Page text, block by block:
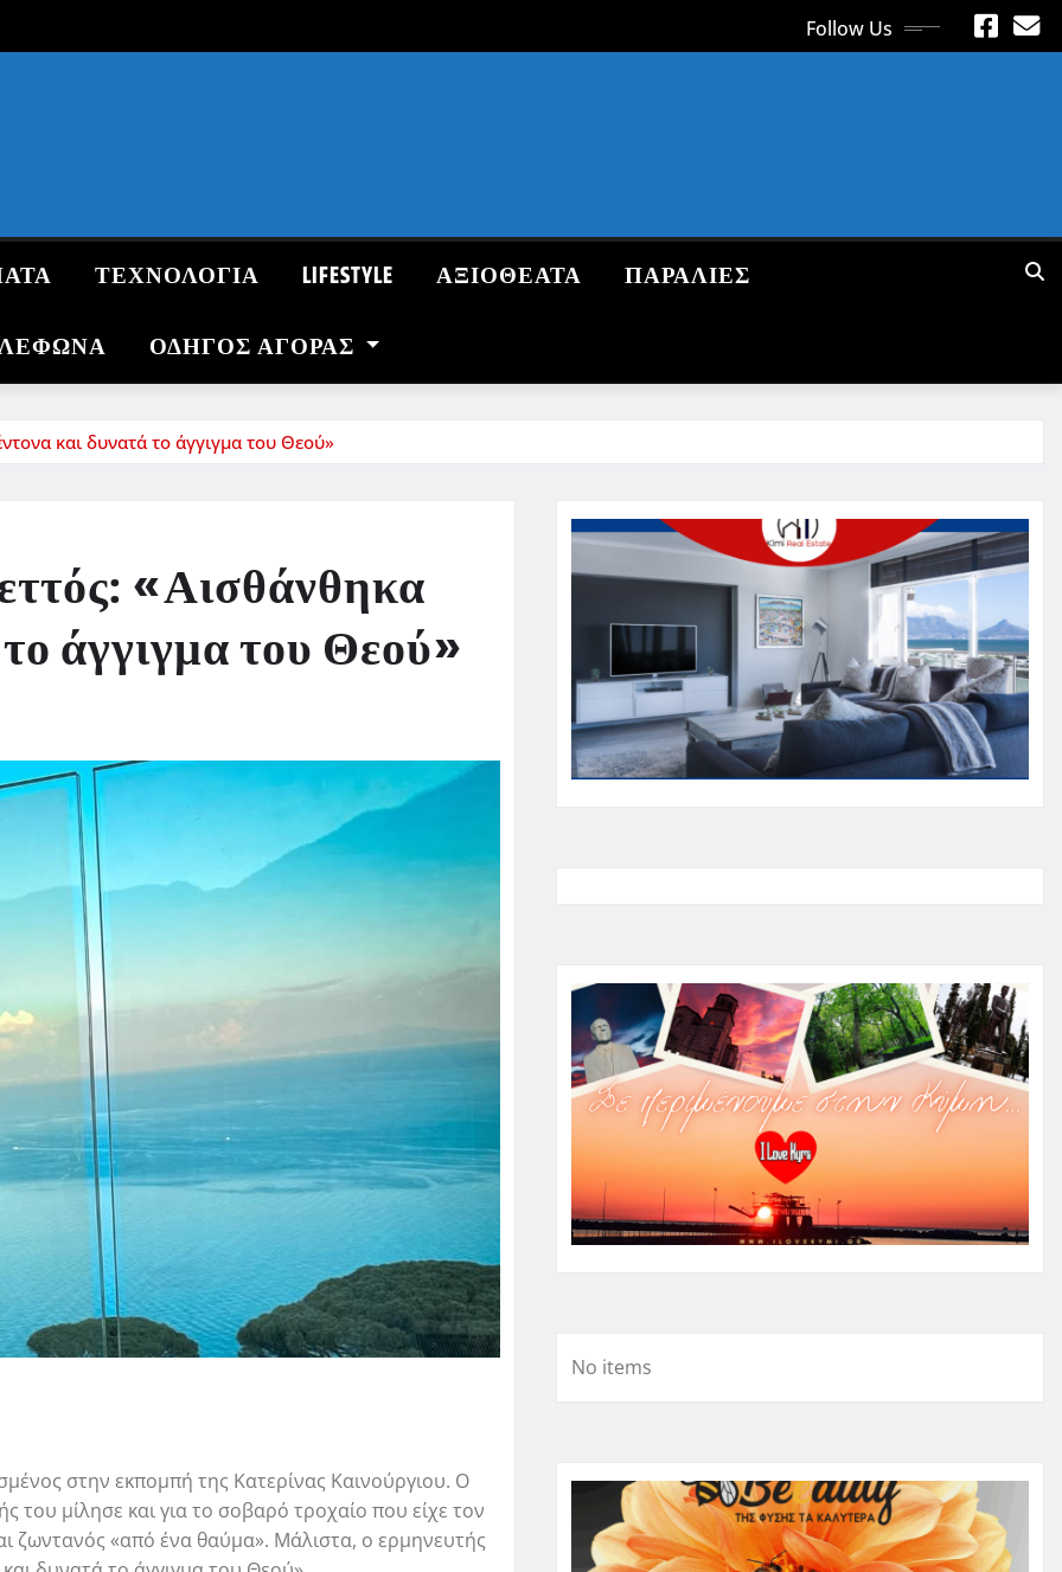
Follow Us
ΤΕΧΝΟΛΟΓΙΑ LIFESTYLE ΑΞΙΟΘΕΑΤΑ ΠΑΡΑΛΙΕΣ
ΟΔΗΓΌΣ ΑΓΟΡΆΣ
και δυνατά το άγγιγμα του Θεού»
«Αισθάνθηκα
άγγιγμα του Θεού»
στην εκπομπή της Κατερίνας Καινούργιου. Ο
του μίλησε και για το σοβαρό τροχαίο που είχε τον
ζωντανός «από ένα θαύμα». Μάλιστα, ο ερμηνευτής
No items